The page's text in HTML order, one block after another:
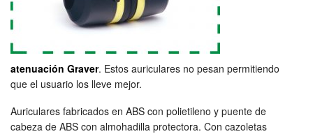
atenuación Graver. Estos auriculares no pesan permitiendo
que el usuario los lleve mejor.
Auriculares fabricados en ABS con polietileno y puente de
cabeza de ABS con almohadilla protectora. Con cazoletas